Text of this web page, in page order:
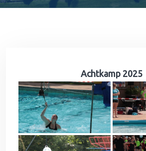
Achtkamp 2025